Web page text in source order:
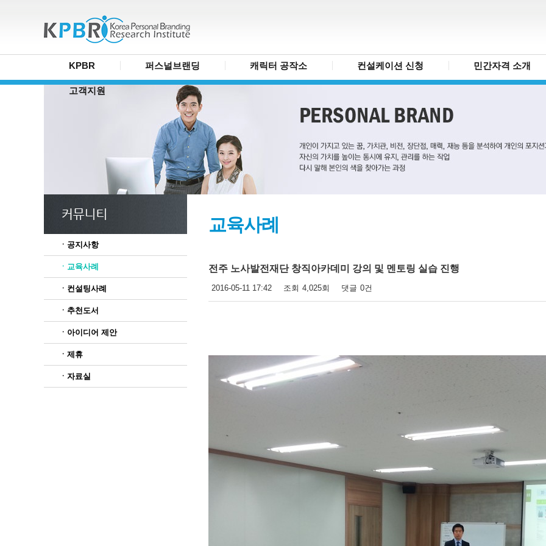
KPBR 퍼스널브랜딩 캐릭터 공작소 컨설케이션 신청 민간자격 소개
고객지원
ㆍ공지사항
ㆍ교육사례
ㆍ컨설팅사례
ㆍ추천도서
ㆍ아이디어 제안
ㆍ제휴
ㆍ자료실
교육사례
전주 노사발전재단 창직아카데미 강의 및 멘토링 실습 진행
2016-05-11 17:42 조회 4,025회 댓글 0건